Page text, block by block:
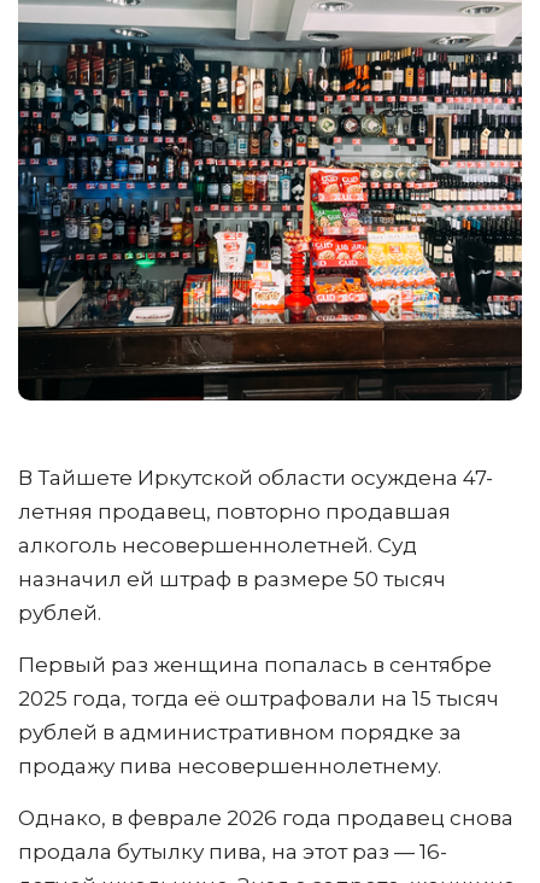
В Тайшете Иркутской области осуждена 47-
летняя продавец, повторно продавшая
алкоголь несовершеннолетней. Суд
назначил ей штраф в размере 50 тысяч
рублей.
Первый раз женщина попалась в сентябре
2025 года, тогда её оштрафовали на 15 тысяч
рублей в административном порядке за
продажу пива несовершеннолетнему.
Однако, в феврале 2026 года продавец снова
продала бутылку пива, на этот раз — 16-